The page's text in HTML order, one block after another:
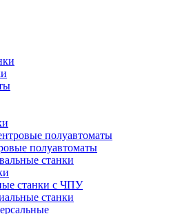
полуавтоматы
полуавтоматы
станки
станки с ЧПУ
станки